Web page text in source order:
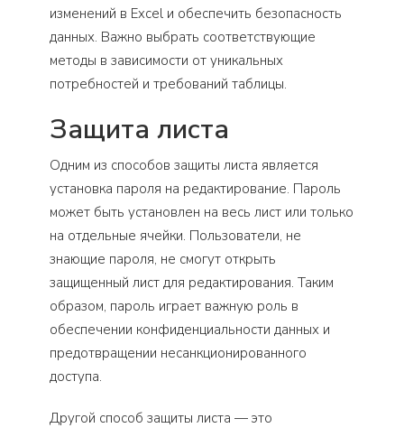
изменений в Excel и обеспечить безопасность
данных. Важно выбрать соответствующие
методы в зависимости от уникальных
потребностей и требований таблицы.
Защита листа
Одним из способов защиты листа является
установка пароля на редактирование. Пароль
может быть установлен на весь лист или только
на отдельные ячейки. Пользователи, не
знающие пароля, не смогут открыть
защищенный лист для редактирования. Таким
образом, пароль играет важную роль в
обеспечении конфиденциальности данных и
предотвращении несанкционированного
доступа.
Другой способ защиты листа — это